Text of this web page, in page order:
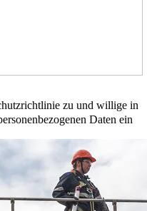
zu und willige in
Daten ein